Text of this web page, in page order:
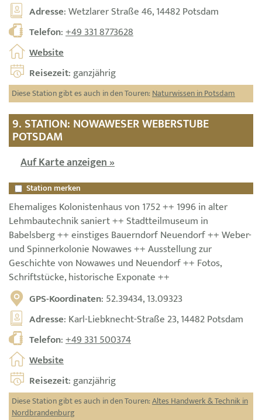
Adresse: Wetzlarer Straße 46, 14482 Potsdam
Telefon:+49 331 8773628
Website
Reisezeit: ganzjährig
Diese Station gibt es auch in den Touren:Naturwissen in Potsdam
9. STATION: NOWAWESER WEBERSTUBE
POTSDAM
Auf Karte anzeigen »
Station merken
Ehemaliges Kolonistenhaus von 1752 ++ 1996 in alter
Lehmbautechnik saniert ++ Stadtteilmuseum in
Babelsberg ++ einstiges Bauerndorf Neuendorf ++ Weber-
und Spinnerkolonie Nowawes ++ Ausstellung zur
Geschichte von Nowawes und Neuendorf ++ Fotos,
Schriftstücke, historische Exponate ++
GPS-Koordinaten: 52.39434, 13.09323
Adresse: Karl-Liebknecht-Straße 23, 14482 Potsdam
Telefon:+49 331 500374
Website
Reisezeit: ganzjährig
Diese Station gibt es auch in den Touren:Altes Handwerk & Technik in
Nordbrandenburg